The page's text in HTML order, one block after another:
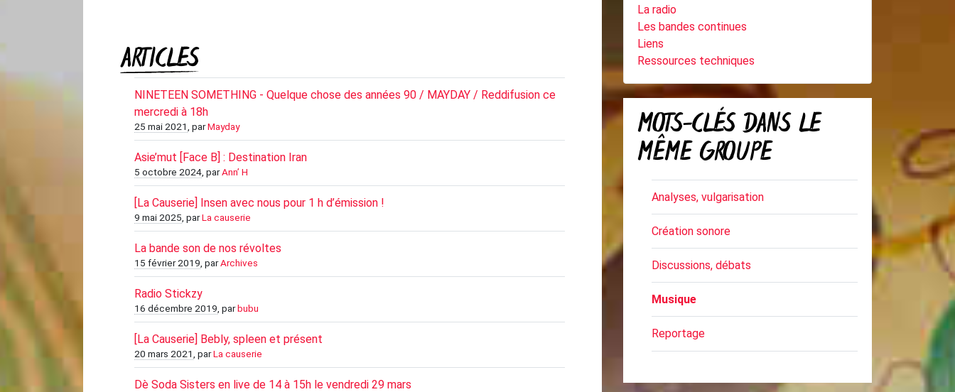
ARTICLES
NINETEEN SOMETHING - Quelque chose des années 90 / MAYDAY / Reddifusion ce
mercredi à 18h
25 mai 2021 , parMayday
Asie’mut [Face B] : Destination Iran
5 octobre 2024 , parAnn’ H
[La Causerie] Insen avec nous pour 1 h d’émission !
9 mai 2025 , parLa causerie
La bande son de nos révoltes
15 février 2019 , parArchives
Radio Stickzy
16 décembre 2019 , parbubu
[La Causerie] Bebly, spleen et présent
20 mars 2021 , parLa causerie
Dè Soda Sisters en live de 14 à 15h le vendredi 29 mars
La radio
Les bandes continues
Liens
Ressources techniques
MOTS-CLÉS DANS LE
MÊME GROUPE
Analyses, vulgarisation
Création sonore
Discussions, débats
Musique
Reportage